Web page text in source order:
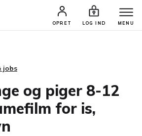
OPRET LOG IND MENU
& JOBS SØG PROFIL
jobs
og piger 8-12
for is,